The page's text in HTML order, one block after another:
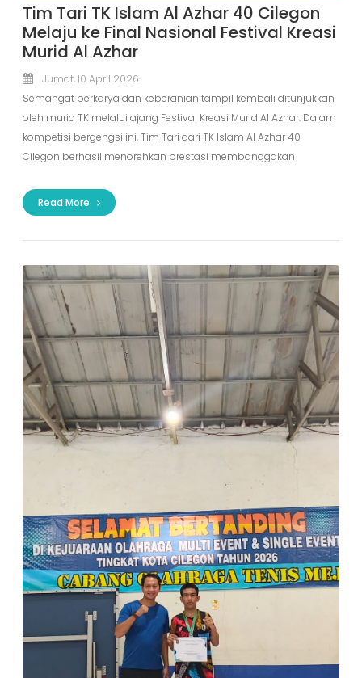
Tim Tari TK Islam Al Azhar 40 Cilegon
Melaju ke Final Nasional Festival Kreasi
Murid Al Azhar
Jumat, 10 April 2026
Semangat berkarya dan keberanian tampil kembali ditunjukkan
oleh murid TK melalui ajang Festival Kreasi Murid Al Azhar. Dalam
kompetisi bergengsi ini, Tim Tari dari TK Islam Al Azhar 40
Cilegon berhasil menorehkan prestasi membanggakan
Read More